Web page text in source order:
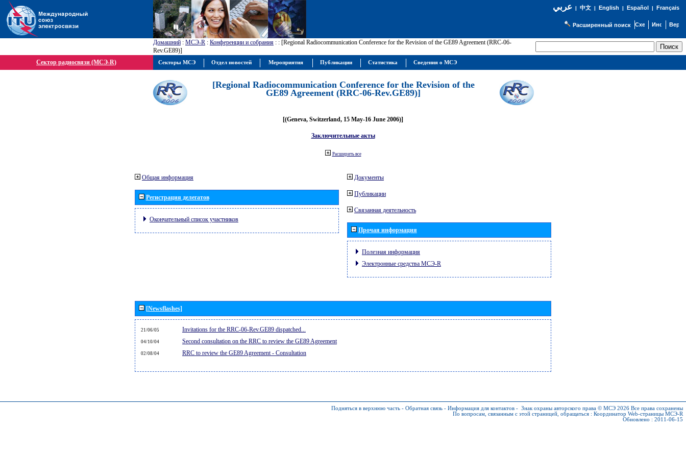
عربي| 中文| English | Español | Français
Расширенный поиск
Домашний : МСЭ-R : Конференции и собрания : : [Regional Radiocommunication Conference for the Revision of the GE89 Agreement (RRC-06-
Rev.GE89)]
Сектор радиосвязи (МСЭ-R)
[Regional Radiocommunication Conference for the Revision of the
GE89 Agreement (RRC-06-Rev.GE89)]
[(Geneva, Switzerland, 15 May-16 June 2006)]
Заключительные акты
Расширить все
Общая информация
Регистрация делегатов
Окончательный список участников
Документы
Публикации
Связанная деятельность
Прочая информация
Полезная информация
Электронные средства МСЭ-R
[Newsflashes]
21/06/05 Invitations for the RRC-06-Rev.GE89 dispatched...
04/10/04 Second consultation on the RRC to review the GE89 Agreement
02/08/04 RRC to review the GE89 Agreement - Consultation
Подняться в верхнюю часть - Обратная связь - Информация для контактов - Знак охраны авторского права © МСЭ 2026 Все права сохранены
По вопросам, связанным с этой страницей, обращаться : Координатор Web-страницы МСЭ-R
Обновлено : 2011-06-15
Секторы МСЭ Отдел новостей Мероприятия Публикации Статистика Сведения о МСЭ